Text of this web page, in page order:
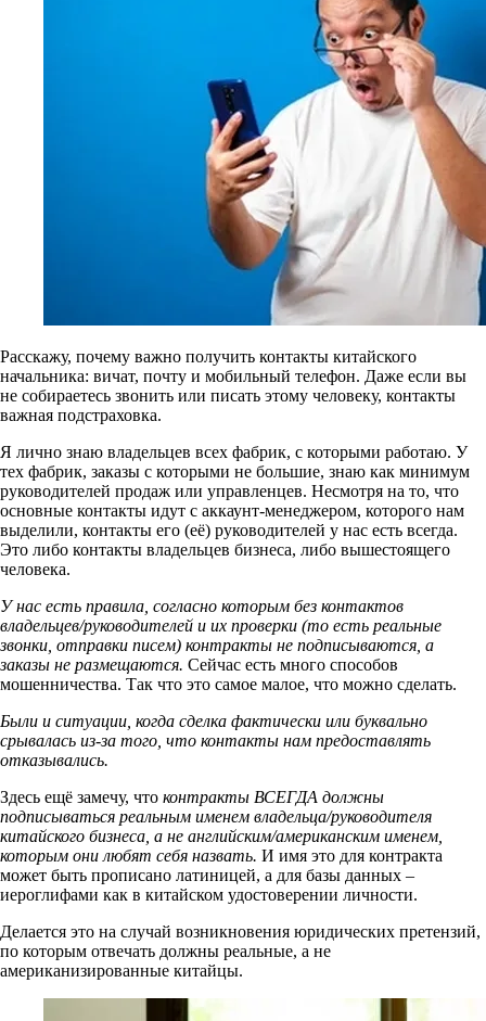
Расскажу, почему важно получить контакты китайского
начальника: вичат, почту и мобильный телефон. Даже если вы
не собираетесь звонить или писать этому человеку, контакты
важная подстраховка.
Я лично знаю владельцев всех фабрик, с которыми работаю. У
тех фабрик, заказы с которыми не большие, знаю как минимум
руководителей продаж или управленцев. Несмотря на то, что
основные контакты идут с аккаунт-менеджером, которого нам
выделили, контакты его (её) руководителей у нас есть всегда.
Это либо контакты владельцев бизнеса, либо вышестоящего
человека.
У нас есть правила, согласно которым без контактов
владельцев/руководителей и их проверки (то есть реальные
звонки, отправки писем) контракты не подписываются, а
заказы не размещаются. Сейчас есть много способов
мошенничества. Так что это самое малое, что можно сделать.
Были и ситуации, когда сделка фактически или буквально
срывалась из-за того, что контакты нам предоставлять
отказывались.
Здесь ещё замечу, что контракты ВСЕГДА должны
подписываться реальным именем владельца/руководителя
китайского бизнеса, а не английским/американским именем,
которым они любят себя назвать. И имя это для контракта
может быть прописано латиницей, а для базы данных –
иероглифами как в китайском удостоверении личности.
Делается это на случай возникновения юридических претензий,
по которым отвечать должны реальные, а не
американизированные китайцы.